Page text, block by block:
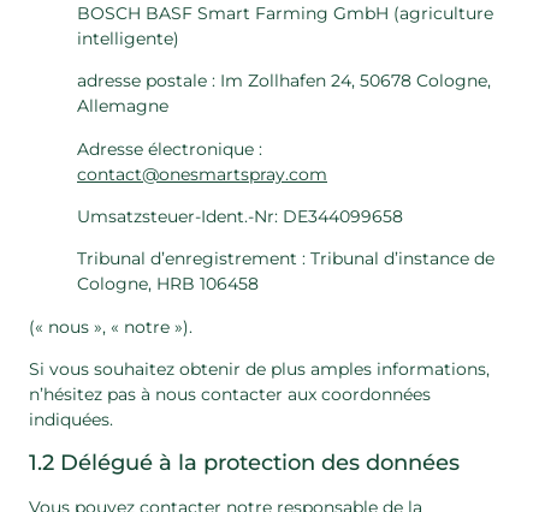
BOSCH BASF Smart Farming GmbH (agriculture
intelligente)
adresse postale : Im Zollhafen 24, 50678 Cologne,
Allemagne
Adresse électronique :
contact@onesmartspray.com
Umsatzsteuer-Ident.-Nr: DE344099658
Tribunal d’enregistrement : Tribunal d’instance de
Cologne, HRB 106458
(« nous », « notre »).
Si vous souhaitez obtenir de plus amples informations,
n’hésitez pas à nous contacter aux coordonnées
indiquées.
1.2 Délégué à la protection des données
Vous pouvez contacter notre responsable de la